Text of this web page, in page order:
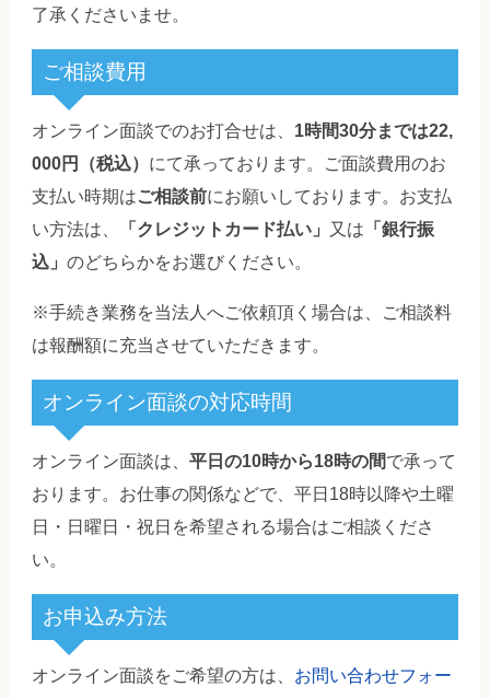
了承くださいませ。
ご相談費用
オンライン面談でのお打合せは、 1時間30分までは22,
000円（税込） にて承っております。ご面談費用のお
支払い時期はご相談前にお願いしております。お支払
い方法は、
「クレジットカード払い」 又は 「銀行振
込」 のどちらかをお選びください。
※手続き業務を当法人へご依頼頂く場合は、ご相談料
は報酬額に充当させていただきます。
オンライン面談の対応時間
オンライン面談は、 平日の10時から18時の間で承って
おります。お仕事の関係などで、平日18時以降や土曜
日・日曜日・祝日を希望される場合はご相談くださ
い。
お申込み方法
オンライン面談をご希望の方は、 お問い合わせフォー